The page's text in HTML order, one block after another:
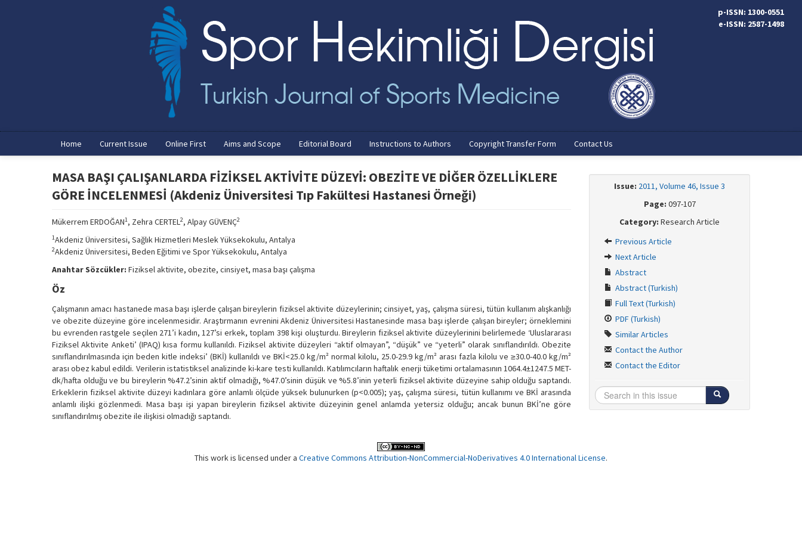
p-ISSN: 1300-0551
e-ISSN: 2587-1498
Home Current Issue Online First Aims and Scope Editorial Board Instructions to Authors Copyright Transfer Form Contact Us
MASA BAŞI ÇALIŞANLARDA FİZİKSEL AKTİVİTE DÜZEYİ: OBEZİTE VE DİĞER ÖZELLİKLERE
GÖRE İNCELENMESİ (Akdeniz Üniversitesi Tıp Fakültesi Hastanesi Örneği)
Mükerrem ERDOĞAN1, Zehra CERTEL2, Alpay GÜVENÇ2
1Akdeniz Üniversitesi, Sağlık Hizmetleri Meslek Yüksekokulu, Antalya
2Akdeniz Üniversitesi, Beden Eğitimi ve Spor Yüksekokulu, Antalya
Anahtar Sözcükler: Fiziksel aktivite, obezite, cinsiyet, masa başı çalışma
Öz
Çalışmanın amacı hastanede masa başı işlerde çalışan bireylerin fiziksel aktivite düzeylerinin; cinsiyet, yaş, çalışma süresi, tütün kullanım alışkanlığı
ve obezite düzeyine göre incelenmesidir. Araştırmanın evrenini Akdeniz Üniversitesi Hastanesinde masa başı işlerde çalışan bireyler; örneklemini
bu evrenden rastgele seçilen 271’i kadın, 127’si erkek, toplam 398 kişi oluşturdu. Bireylerin fiziksel aktivite düzeylerinini belirlemede ‘Uluslararası
Fiziksel Aktivite Anketi’ (IPAQ) kısa formu kullanıldı. Fiziksel aktivite düzeyleri “aktif olmayan”, “düşük” ve “yeterli” olarak sınıflandırıldı. Obezite
sınıflandırılmasında için beden kitle indeksi’ (BKİ) kullanıldı ve BKİ<25.0 kg/m² normal kilolu, 25.0-29.9 kg/m² arası fazla kilolu ve ≥30.0-40.0 kg/m²
arası obez kabul edildi. Verilerin istatistiksel analizinde ki-kare testi kullanıldı. Katılımcıların haftalık enerji tüketimi ortalamasının 1064.4±1247.5 MET-
dk/hafta olduğu ve bu bireylerin %47.2’sinin aktif olmadığı, %47.0’sinin düşük ve %5.8’inin yeterli fiziksel aktivite düzeyine sahip olduğu saptandı.
Erkeklerin fiziksel aktivite düzeyi kadınlara göre anlamlı ölçüde yüksek bulunurken (p<0.005); yaş, çalışma süresi, tütün kullanımı ve BKİ arasında
anlamlı ilişki gözlenmedi. Masa başı işi yapan bireylerin fiziksel aktivite düzeyinin genel anlamda yetersiz olduğu; ancak bunun BKİ’ne göre
sınıflandırılmış obezite ile ilişkisi olmadığı saptandı.
Issue: 2011, Volume 46, Issue 3
Page: 097-107
Category: Research Article
Previous Article
Next Article
Abstract
Abstract (Turkish)
Full Text (Turkish)
PDF (Turkish)
Similar Articles
Contact the Author
Contact the Editor
This work is licensed under a Creative Commons Attribution-NonCommercial-NoDerivatives 4.0 International License.